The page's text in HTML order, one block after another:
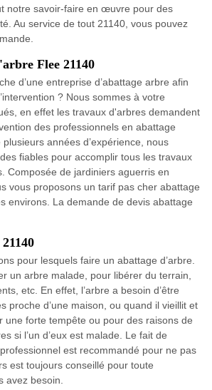
notre savoir-faire en œuvre pour des
Au service de tout 21140, vous pouvez
Flee 21140
d’une entreprise d’abattage arbre afin
? Nous sommes à votre
en effet les travaux d'arbres demandent
des professionnels en abattage
plusieurs années d’expérience, nous
fiables pour accomplir tous les travaux
Composée de jardiniers aguerris en
vous proposons un tarif pas cher abattage
environs. La demande de devis abattage
pour lesquels faire un abattage d’arbre.
un arbre malade, pour libérer du terrain,
etc. En effet, l’arbre a besoin d’être
proche d’une maison, ou quand il vieillit et
une forte tempête ou pour des raisons de
si l’un d’eux est malade. Le fait de
professionnel est recommandé pour ne pas
est toujours conseillé pour toute
avez besoin.